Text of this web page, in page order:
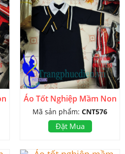
Áo Tốt Nghiệp Mầm Non
Mã sản phẩm: CNT576
Đặt Mua